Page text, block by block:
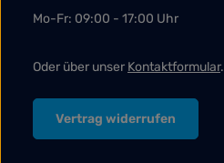
Mo-Fr: 09:00 - 17:00 Uhr
Oder über unser Kontaktformular.
Vertrag widerrufen